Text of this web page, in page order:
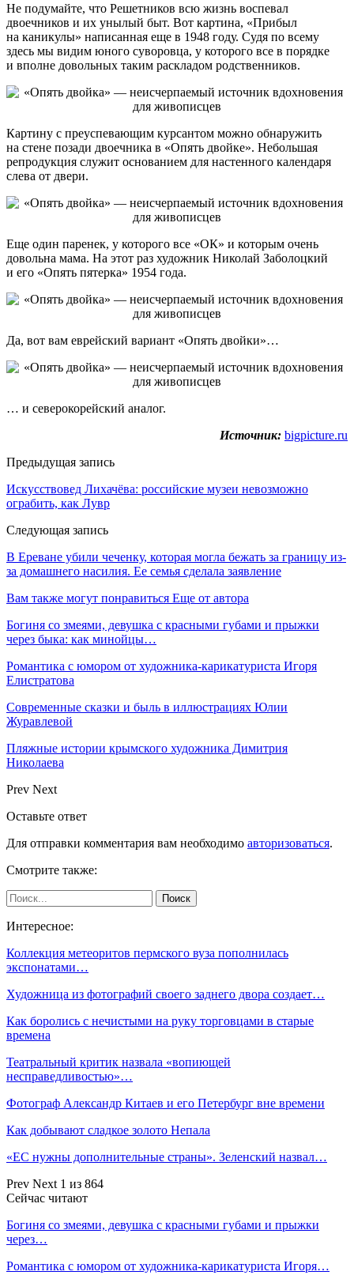
Не подумайте, что Решетников всю жизнь воспевал
двоечников и их унылый быт. Вот картина, «Прибыл
на каникулы» написанная еще в 1948 году. Судя по всему
здесь мы видим юного суворовца, у которого все в порядке
и вполне довольных таким раскладом родственников.
Картину с преуспевающим курсантом можно обнаружить
на стене позади двоечника в «Опять двойке». Небольшая
репродукция служит основанием для настенного календаря
слева от двери.
Еще один паренек, у которого все «ОК» и которым очень
довольна мама. На этот раз художник Николай Заболоцкий
и его «Опять пятерка» 1954 года.
Да, вот вам еврейский вариант «Опять двойки»…
… и северокорейский аналог.
Источник: bigpicture.ru
Предыдущая запись
Искусствовед Лихачёва: российские музеи невозможно
ограбить, как Лувр
Следующая запись
В Ереване убили чеченку, которая могла бежать за границу из-
за домашнего насилия. Ее семья сделала заявление
Вам также могут понравиться Еще от автора
Богиня со змеями, девушка с красными губами и прыжки
через быка: как минойцы…
Романтика с юмором от художника-карикатуриста Игоря
Елистратова
Современные сказки и быль в иллюстрациях Юлии
Журавлевой
Пляжные истории крымского художника Димитрия
Николаева
Prev Next
Оставьте ответ
Для отправки комментария вам необходимо авторизоваться.
Смотрите также:
Интересное:
Коллекция метеоритов пермского вуза пополнилась
экспонатами…
Художница из фотографий своего заднего двора создает…
Как боролись с нечистыми на руку торговцами в старые
времена
Театральный критик назвала «вопиющей
несправедливостью»…
Фотограф Александр Китаев и его Петербург вне времени
Как добывают сладкое золото Непала
«ЕС нужны дополнительные страны». Зеленский назвал…
Prev Next 1 из 864
Сейчас читают
Богиня со змеями, девушка с красными губами и прыжки
через…
Романтика с юмором от художника-карикатуриста Игоря…